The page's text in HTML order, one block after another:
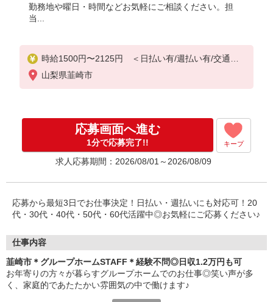
勤務地や曜日・時間などお気軽にご相談ください。担
当...
時給1500円〜2125円 ＜日払い有/週払い有/交通費
全支給(ガソリン代含む)＞
山梨県韮崎市
応募画面へ進む
1分で応募完了!! キープ
求人応募期間：2026/08/01～2026/08/09
応募から最短3日でお仕事決定！日払い・週払いにも対応可！20
代・30代・40代・50代・60代活躍中◎お気軽にご応募ください♪
仕事内容
韮崎市＊グループホームSTAFF＊経験不問◎日収1.2万円も可
お年寄りの方々が暮らすグループホームでのお仕事◎笑い声が多
く、家庭的であたたかい雰囲気の中で働けます♪